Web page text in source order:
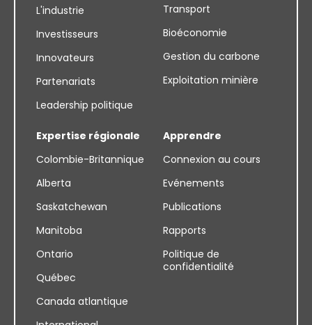
L'industrie
Investisseurs
Innovateurs
Partenariats
Leadership politique
Transport
Bioéconomie
Gestion du carbone
Exploitation minière
Expertise régionale
Colombie-Britannique
Alberta
Saskatchewan
Manitoba
Ontario
Québec
Canada atlantique
Apprendre
Connexion au cours
Evénements
Publications
Rapports
Politique de
confidentialité